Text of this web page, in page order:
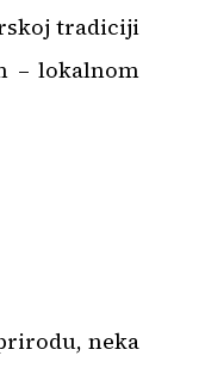
tradiciji
– lokalnom
neka